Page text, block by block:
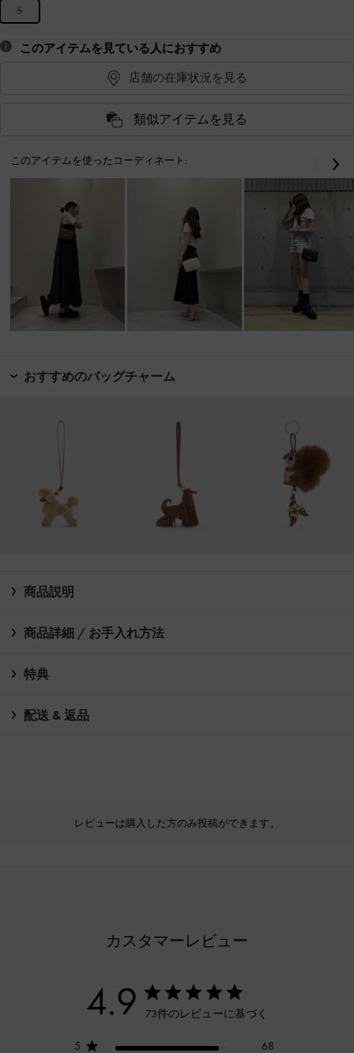
S
このアイテムを見ている人におすすめ
店舗の在庫状況を見る
類似アイテムを見る
このアイテムを使ったコーディネート: 戻る
おすすめのバッグチャーム
商品説明
商品詳細 / お手入れ方法
特典
配送 & 返品
レビューは購入した方のみ投稿ができます。
カスタマーレビュー
4.9 73件のレビューに基づく
5
68